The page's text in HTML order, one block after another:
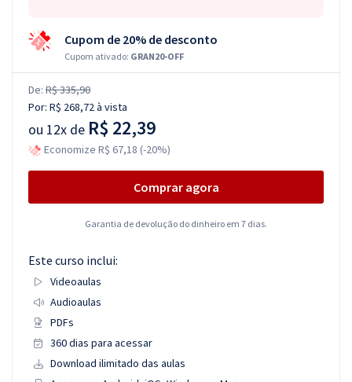
Cupom de 20% de desconto
Cupom ativado: GRAN20-OFF
De: R$ 335,90
Por: R$ 268,72à vista
ou 12x de R$ 22,39
Economize R$ 67,18 (-20%)
Comprar agora
Garantia de devolução do dinheiro em 7 dias.
Este curso inclui:
Videoaulas
Audioaulas
PDFs
360 dias para acessar
Download ilimitado das aulas